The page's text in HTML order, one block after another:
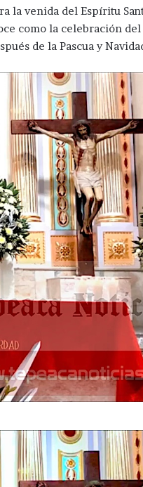
la venida del Espíritu
como la celebración
de la Pascua y